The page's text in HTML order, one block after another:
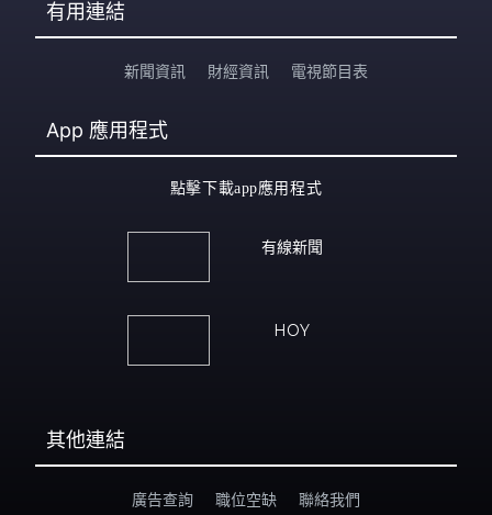
有用連結
新聞資訊 財經資訊 電視節目表
App 應用程式
點擊下載app應用程式
有線新聞
HOY
其他連結
廣告查詢 職位空缺 聯絡我們